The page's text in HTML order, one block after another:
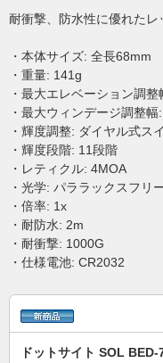
耐衝撃、防水性に優れたレ
・本体サイズ: 全長68mm
・重量: 141g
・最大エレベーション調
・最大ウィンデージ調整
・輝度調整: ダイヤル式ス
・輝度段階: 11段階
・レティクル: 4MOA
・光学: パララックスフリ
・倍率: 1x
・耐防水: 2m
・耐衝撃: 1000G
・仕様電池: CR2032
ドットサイト SOL